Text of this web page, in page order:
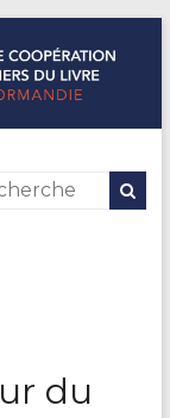
en Normandie
du